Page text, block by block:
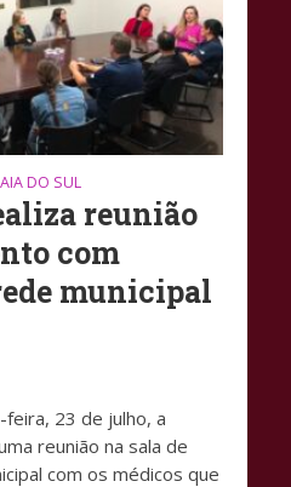
DO SUL
reunião
com
municipal
23 de julho, a
reunião na sala de
com os médicos que